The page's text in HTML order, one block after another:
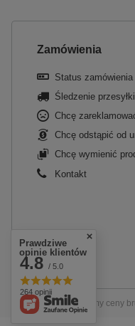
Zamówienia
Status zamówienia
Śledzenie przesyłki
Chcę
Chcę odstąpić od
Chcę wymienić
Kontakt
W sklepie prezentujemy ceny
Prawdziwe
opinie klientów
4.8 / 5.0
264 opinii